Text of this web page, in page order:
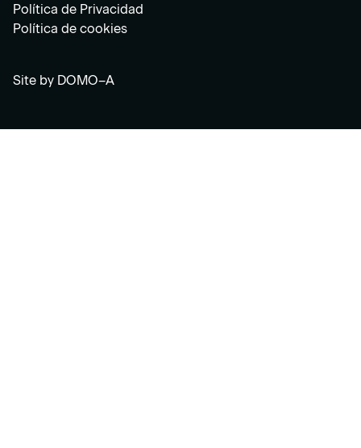
Política de Privacidad
Política de cookies
Site by DOMO–A